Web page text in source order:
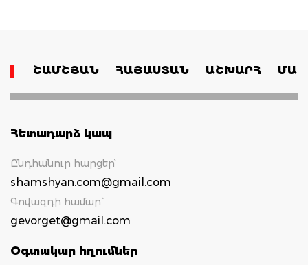
ՇԱՄՇՅԱՆ ՀԱՅԱՍՏԱՆ ԱՇԽԱՐՀ
Հետադարձ կապ
Ընդհանուր հարցեր՝
shamshyan.com@gmail.com
Գովազդի համար`
gevorget@gmail.com
Օգտակար հղումներ